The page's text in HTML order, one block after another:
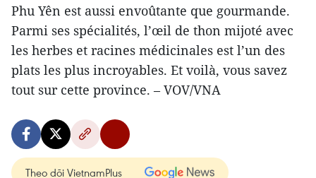
Phu Yên est aussi envoûtante que gourmande.
Parmi ses spécialités, l’œil de thon mijoté avec
les herbes et racines médicinales est l’un des
plats les plus incroyables. Et voilà, vous savez
tout sur cette province. – VOV/VNA
Theo dõi VietnamPlus